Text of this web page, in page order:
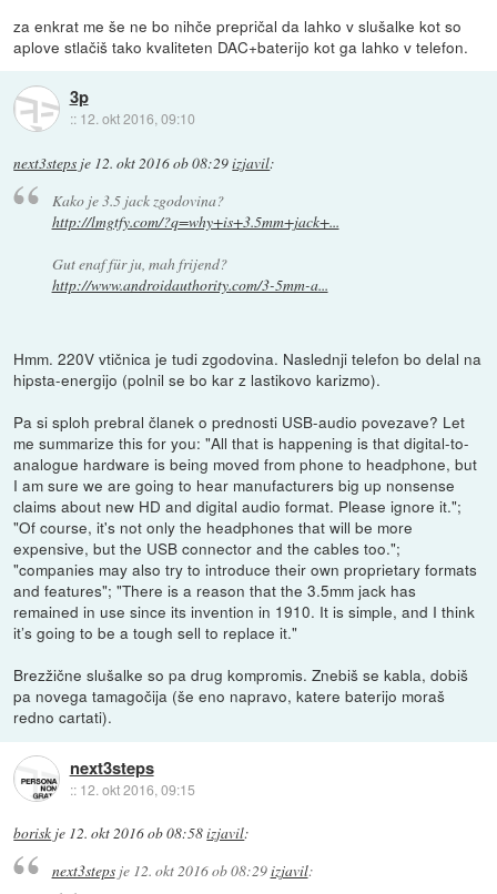
za enkrat me še ne bo nihče prepričal da lahko v slušalke kot so
aplove stlačiš tako kvaliteten DAC+baterijo kot ga lahko v telefon.
3p
:: 12. okt 2016, 09:10
next3steps je 12. okt 2016 ob 08:29izjavil:
Kako je 3.5 jack zgodovina?
http://lmgtfy.com/?q=why+is+3.5mm+jack+...
Gut enaf für ju, mah frijend?
http://www.androidauthority.com/3-5mm-a...
Hmm. 220V vtičnica je tudi zgodovina. Naslednji telefon bo delal na
hipsta-energijo (polnil se bo kar z lastikovo karizmo).
Pa si sploh prebral članek o prednosti USB-audio povezave? Let
me summarize this for you: "All that is happening is that digital-to-
analogue hardware is being moved from phone to headphone, but
I am sure we are going to hear manufacturers big up nonsense
claims about new HD and digital audio format. Please ignore it.";
"Of course, it's not only the headphones that will be more
expensive, but the USB connector and the cables too.";
"companies may also try to introduce their own proprietary formats
and features"; "There is a reason that the 3.5mm jack has
remained in use since its invention in 1910. It is simple, and I think
it’s going to be a tough sell to replace it."
Brezžične slušalke so pa drug kompromis. Znebiš se kabla, dobiš
pa novega tamagočija (še eno napravo, katere baterijo moraš
redno cartati).
next3steps
:: 12. okt 2016, 09:15
borisk je 12. okt 2016 ob 08:58izjavil:
next3stepsje 12. okt 2016 ob 08:29izjavil: